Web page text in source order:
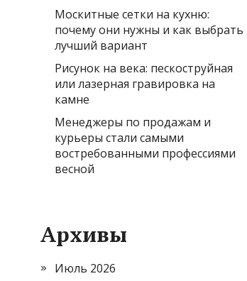
Москитные сетки на кухню:
почему они нужны и как выбрать
лучший вариант
Рисунок на века: пескоструйная
или лазерная гравировка на
камне
Менеджеры по продажам и
курьеры стали самыми
востребованными профессиями
весной
Архивы
Июль 2026